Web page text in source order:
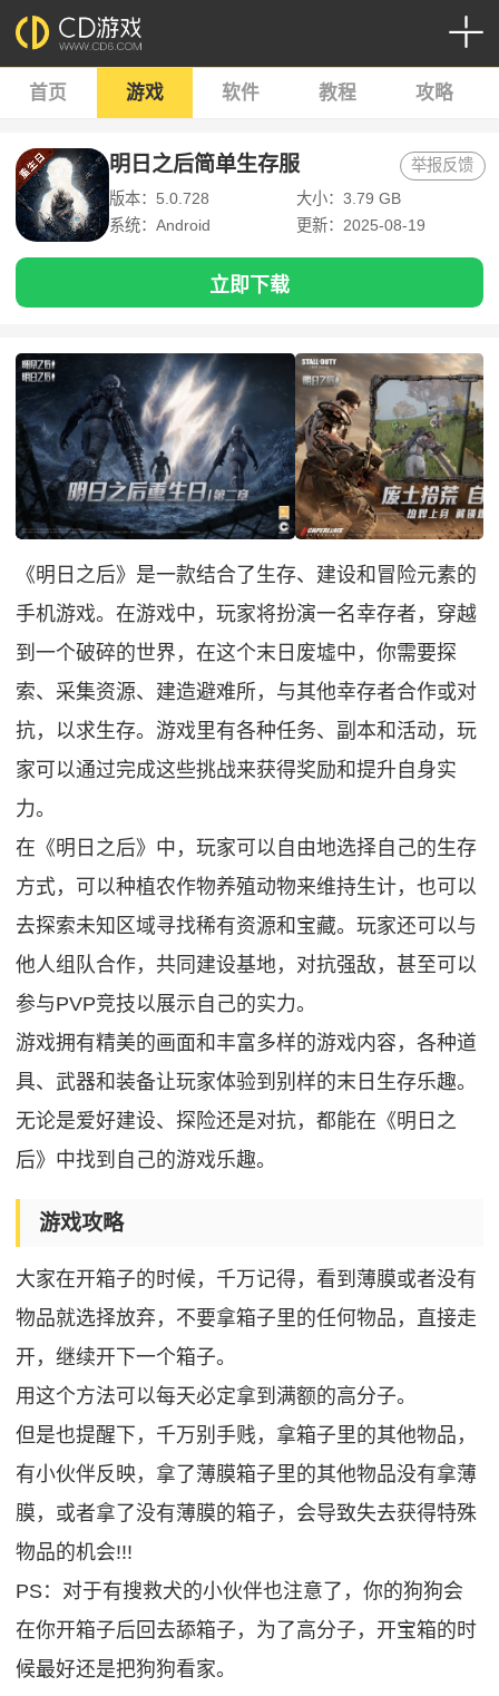
首页 游戏 软件 教程 攻略
明日之后简单生存服
版本：5.0.728
大小：3.79 GB
系统：Android
更新：2025-08-19
举报反馈
立即下载
《明日之后》是一款结合了生存、建设和冒险元素的
手机游戏。在游戏中，玩家将扮演一名幸存者，穿越
到一个破碎的世界，在这个末日废墟中，你需要探
索、采集资源、建造避难所，与其他幸存者合作或对
抗，以求生存。游戏里有各种任务、副本和活动，玩
家可以通过完成这些挑战来获得奖励和提升自身实
力。
在《明日之后》中，玩家可以自由地选择自己的生存
方式，可以种植农作物养殖动物来维持生计，也可以
去探索未知区域寻找稀有资源和宝藏。玩家还可以与
他人组队合作，共同建设基地，对抗强敌，甚至可以
参与PVP竞技以展示自己的实力。
游戏拥有精美的画面和丰富多样的游戏内容，各种道
具、武器和装备让玩家体验到别样的末日生存乐趣。
无论是爱好建设、探险还是对抗，都能在《明日之
后》中找到自己的游戏乐趣。
游戏攻略
大家在开箱子的时候，千万记得，看到薄膜或者没有
物品就选择放弃，不要拿箱子里的任何物品，直接走
开，继续开下一个箱子。
用这个方法可以每天必定拿到满额的高分子。
但是也提醒下，千万别手贱，拿箱子里的其他物品，
有小伙伴反映，拿了薄膜箱子里的其他物品没有拿薄
膜，或者拿了没有薄膜的箱子，会导致失去获得特殊
物品的机会!!!
PS：对于有搜救犬的小伙伴也注意了，你的狗狗会
在你开箱子后回去舔箱子，为了高分子，开宝箱的时
候最好还是把狗狗看家。